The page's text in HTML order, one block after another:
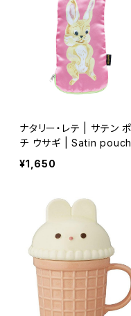
ナタリー・レテ | サテン ポー
チ ウサギ | Satin pouch
¥1,650